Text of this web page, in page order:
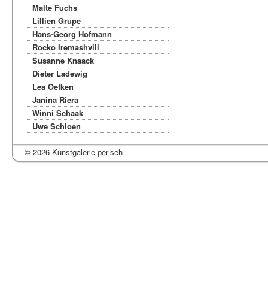
Malte Fuchs
Lillien Grupe
Hans-Georg Hofmann
Rocko Iremashvili
Susanne Knaack
Dieter Ladewig
Lea Oetken
Janina Riera
Winni Schaak
Uwe Schloen
© 2026 Kunstgalerie per-seh